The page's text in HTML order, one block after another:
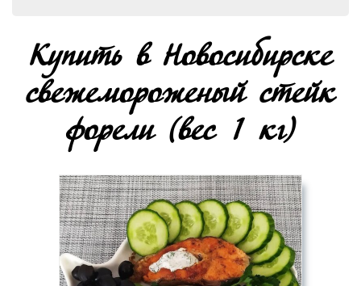
Купить в Новосибирске
свежемороженый стейк
форели (вес 1 кг)